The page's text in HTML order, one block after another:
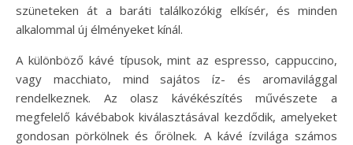
szüneteken át a baráti találkozókig elkísér, és minden
alkalommal új élményeket kínál.
A különböző kávé típusok, mint az espresso, cappuccino,
vagy macchiato, mind sajátos íz- és aromavilággal
rendelkeznek. Az olasz kávékészítés művészete a
megfelelő kávébabok kiválasztásával kezdődik, amelyeket
gondosan pörkölnek és őrölnek. A kávé ízvilága számos